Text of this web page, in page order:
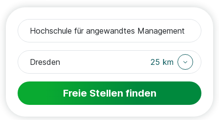
25 km
Freie Stellen finden